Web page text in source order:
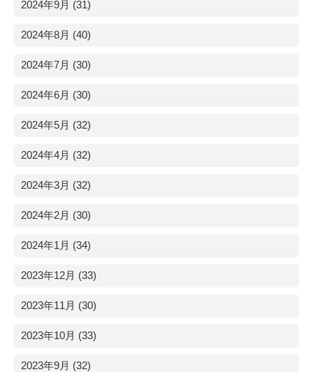
2024年9月 (31)
2024年8月 (40)
2024年7月 (30)
2024年6月 (30)
2024年5月 (32)
2024年4月 (32)
2024年3月 (32)
2024年2月 (30)
2024年1月 (34)
2023年12月 (33)
2023年11月 (30)
2023年10月 (33)
2023年9月 (32)